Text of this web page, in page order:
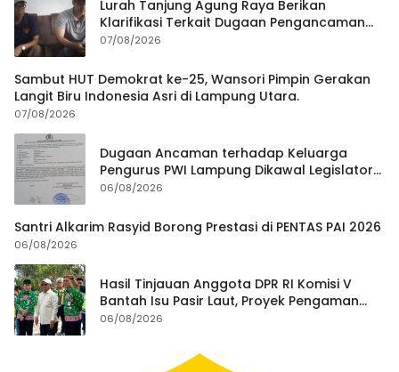
Lurah Tanjung Agung Raya Berikan
Klarifikasi Terkait Dugaan Pengancaman
Antar Warga Yang Berujung Laporan ke
07/08/2026
Sambut HUT Demokrat ke-25, Wansori Pimpin Gerakan
Langit Biru Indonesia Asri di Lampung Utara.
07/08/2026
Dugaan Ancaman terhadap Keluarga
Pengurus PWI Lampung Dikawal Legislator
dan Jurnalis
06/08/2026
Santri Alkarim Rasyid Borong Prestasi di PENTAS PAI 2026
06/08/2026
Hasil Tinjauan Anggota DPR RI Komisi V
Bantah Isu Pasir Laut, Proyek Pengaman
Pantai Mandiri Sejati Dipastikan Sesuai
06/08/2026